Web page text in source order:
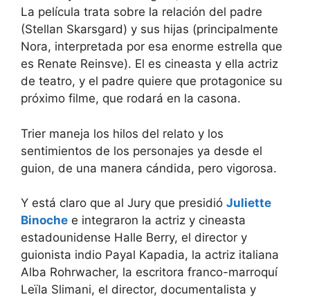
La película trata sobre la relación del padre
(Stellan Skarsgard) y sus hijas (principalmente
Nora, interpretada por esa enorme estrella que
es Renate Reinsve). El es cineasta y ella actriz
de teatro, y el padre quiere que protagonice su
próximo filme, que rodará en la casona.
Trier maneja los hilos del relato y los
sentimientos de los personajes ya desde el
guion, de una manera cándida, pero vigorosa.
Y está claro que al Jury que presidió Juliette
Binoche e integraron la actriz y cineasta
estadounidense Halle Berry, el director y
guionista indio Payal Kapadia, la actriz italiana
Alba Rohrwacher, la escritora franco-marroquí
Leïla Slimani, el director, documentalista y